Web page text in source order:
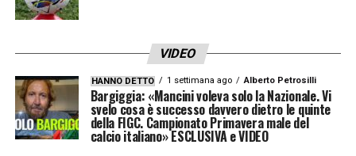
VIDEO
HANNO DETTO 1 settimana ago Alberto Petrosilli
Bargiggia: «Mancini voleva solo la Nazionale. Vi
svelo cosa è successo davvero dietro le quinte
della FIGC. Campionato Primavera male del
calcio italiano» ESCLUSIVA e VIDEO